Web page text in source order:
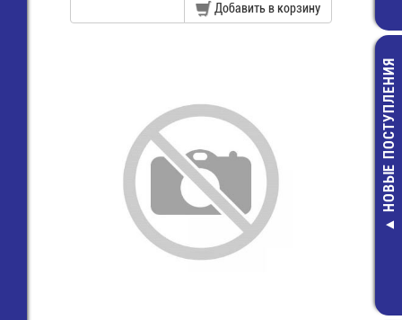
Разъем 2х20 (м) для
пайки на плату (PBD-
40)
28,00 руб.
SMAJ5.0A
8,00 руб.
НОВЫЕ ПОСТУПЛЕНИЯ
Добавить в корзину